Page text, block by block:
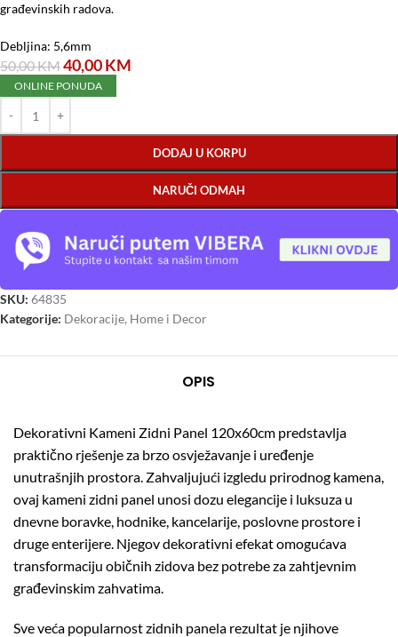
građevinskih radova.
Debljina: 5,6mm
50,00KM40,00KM
ONLINE PONUDA
DODAJ U KORPU
NARUČI ODMAH
SKU: 64835
Kategorije: Dekoracije, Home i Decor
OPIS
Dekorativni Kameni Zidni Panel 120x60cm predstavlja
praktično rješenje za brzo osvježavanje i uređenje
unutrašnjih prostora. Zahvaljujući izgledu prirodnog kamena,
ovaj kameni zidni panel unosi dozu elegancije i luksuza u
dnevne boravke, hodnike, kancelarije, poslovne prostore i
druge enterijere. Njegov dekorativni efekat omogućava
transformaciju običnih zidova bez potrebe za zahtjevnim
građevinskim zahvatima.
Sve veća popularnost zidnih panela rezultat je njihove